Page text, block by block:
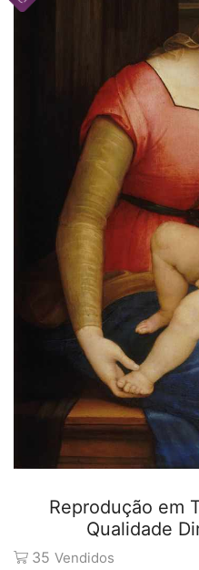
Reprodução em
Qualidade
35 Vendidos